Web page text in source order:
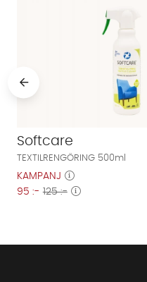
Softcare
TEXTILRENGÖRING 500ml
KAMPANJ
95 :- 125 :-